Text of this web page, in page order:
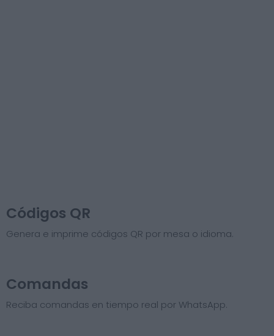
Códigos QR
Genera e imprime códigos QR por mesa o idioma.
Comandas
Reciba comandas en tiempo real por WhatsApp.